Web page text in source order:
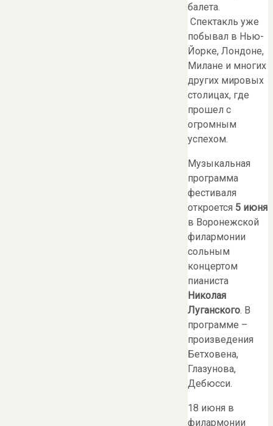
балета.
Спектакль уже
побывал в Нью-
Йорке, Лондоне,
Милане и многих
других мировых
столицах, где
прошел с
огромным
успехом.
Музыкальная
программа
фестиваля
откроется 5 июня
в Воронежской
филармонии
сольным
концертом
пианиста
Николая
Луганского. В
программе –
произведения
Бетховена,
Глазунова,
Дебюсси.
18 июня в
филармонии